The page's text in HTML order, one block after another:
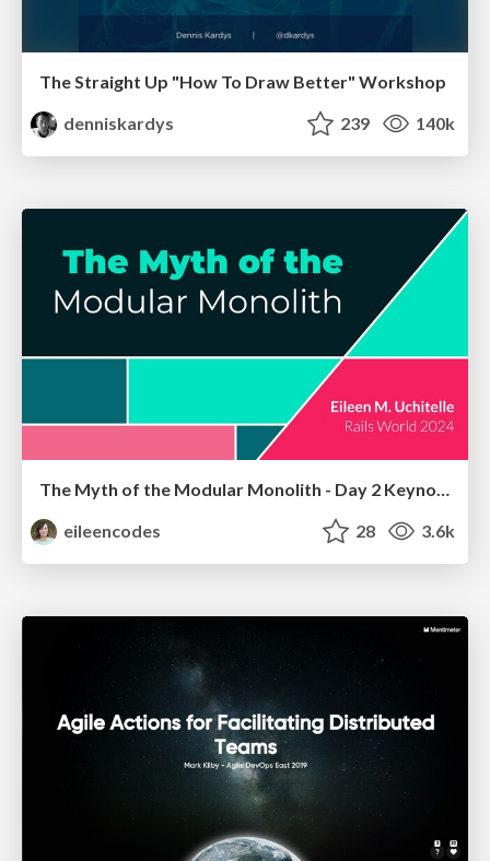
The Straight Up "How To Draw Better" Workshop
denniskardys
239 140k
The Myth of the Modular Monolith - Day 2 Keynote - Rails World 2024
eileencodes
28 3.6k